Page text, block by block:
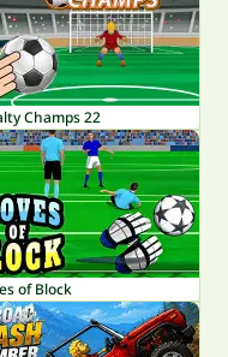
Champs 22
of Block